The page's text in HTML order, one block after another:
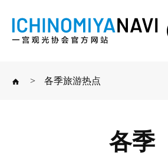
> 各季旅游热点
各季